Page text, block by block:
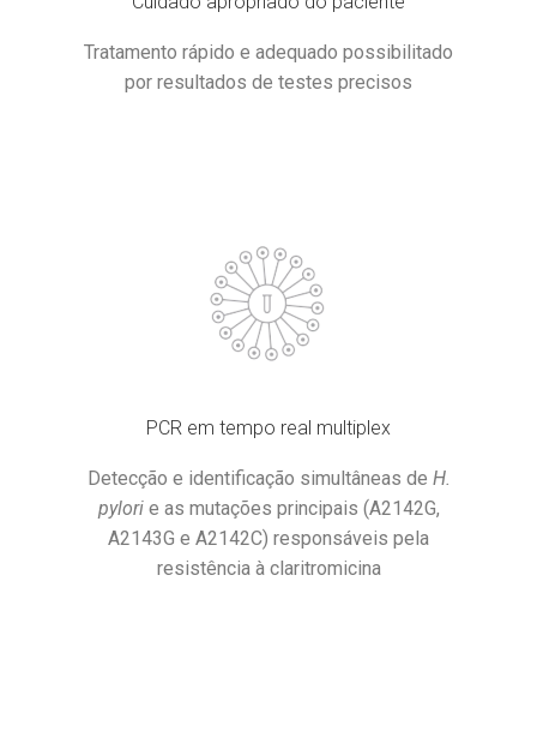
Tratamento rápido e adequado possibilitado
por resultados de testes precisos
PCR em tempo real multiplex
Detecção e identificação simultâneas de H.
pylorie as mutações principais (A2142G,
A2143G e A2142C) responsáveis pela
resistência à claritromicina